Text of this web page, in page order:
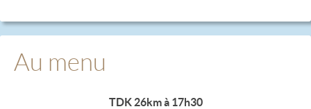
Au menu
TDK 26km à 17h30